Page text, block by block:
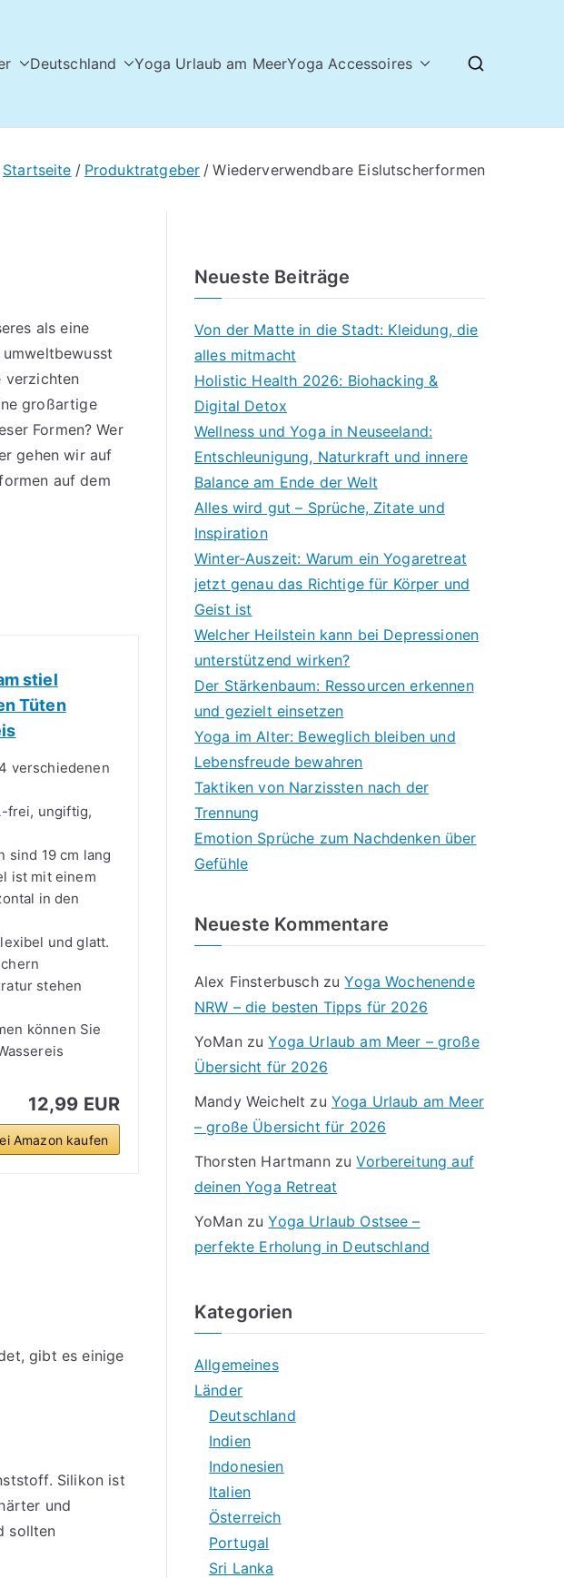
Deutschland Yoga Urlaub am MeerYoga Accessoires
Startseite Produktratgeber Wiederverwendbare Eislutscherformen
als eine
verzichten
großartige
Formen? Wer
gehen wir auf
auf dem
stiel
Tüten
verschiedenen
frei, ungiftig,
sind 19 cm lang
ist mit einem
in den
und glatt.
stehen
können Sie
12,99 EUR
Amazon kaufen
gibt es einige
Silikon ist
und
sollten
Neueste Beiträge
Von der Matte in die Stadt: Kleidung, die
alles mitmacht
Holistic Health 2026: Biohacking &
Digital Detox
Wellness und Yoga in Neuseeland:
Entschleunigung, Naturkraft und innere
Balance am Ende der Welt
Alles wird gut – Sprüche, Zitate und
Inspiration
Winter-Auszeit: Warum ein Yogaretreat
jetzt genau das Richtige für Körper und
Geist ist
Welcher Heilstein kann bei Depressionen
unterstützend wirken?
Der Stärkenbaum: Ressourcen erkennen
und gezielt einsetzen
Yoga im Alter: Beweglich bleiben und
Lebensfreude bewahren
Taktiken von Narzissten nach der
Trennung
Emotion Sprüche zum Nachdenken über
Gefühle
Neueste Kommentare
Alex FinsterbuschzuYoga Wochenende
NRW – die besten Tipps für 2026
YoManzuYoga Urlaub am Meer – große
Übersicht für 2026
Mandy Weichelt zu Yoga Urlaub am Meer
– große Übersicht für 2026
Thorsten HartmannzuVorbereitung auf
deinen Yoga Retreat
YoManzuYoga Urlaub Ostsee –
perfekte Erholung in Deutschland
Kategorien
Allgemeines
Länder
Deutschland
Indien
Indonesien
Italien
Österreich
Portugal
Sri Lanka